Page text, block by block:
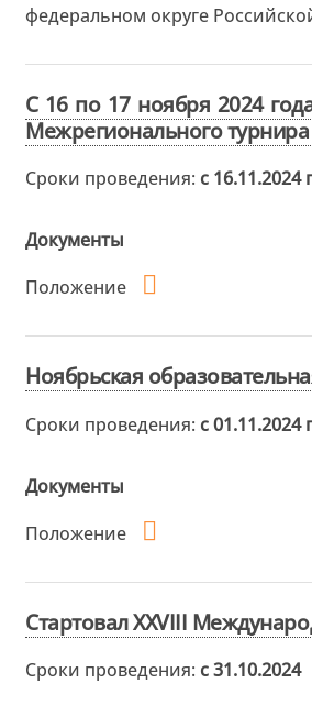
федеральном округе
С 16 по 17 ноября 2024
Межрегионального турнира
Сроки проведения: с 16.11.2024
Документы
Положение
Ноябрьская
Сроки проведения: с 01.11.2024
Документы
Положение
Стартовал XXVIII
Сроки проведения: с 31.10.2024